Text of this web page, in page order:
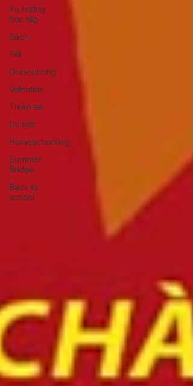
Xu hướng
học tập
Sách
Tết
Outsourcing
Valentine
Thiên tai
Du lịch
Homeschooling
Summer
Bridge
Back to
school